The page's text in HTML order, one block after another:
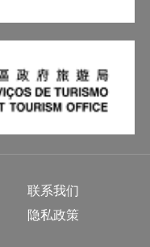
联系我们
隐私政策